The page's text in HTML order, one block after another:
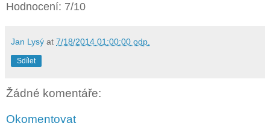
Hodnocení: 7/10
Jan Lysý at 7/18/2014 01:00:00 odp.
Sdílet
Žádné komentáře:
Okomentovat